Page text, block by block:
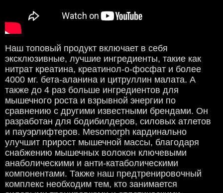
Наш топовый продукт включает в себя
эксклюзивные, лучшие ингредиенты, такие как
нитрат креатина, креатинол-о-фосфат и более
4000 мг. бета-аланина и цитруллин малата. А
также до 4 раз больше ингредиентов для
мышечного роста и взрывной энергии по
сравнению с другими известными брендами. Он
разработан для бодибилдеров, силовых атлетов
и пауэрлифтеров. Mesomorph кардинально
улучшит прирост мышечной массы, благодаря
снабжению мышечных волокон ключевыми
анаболическими и анти-катаболическими
компонентами. Также наш предтренировочный
комплекс необходим тем, кто занимается